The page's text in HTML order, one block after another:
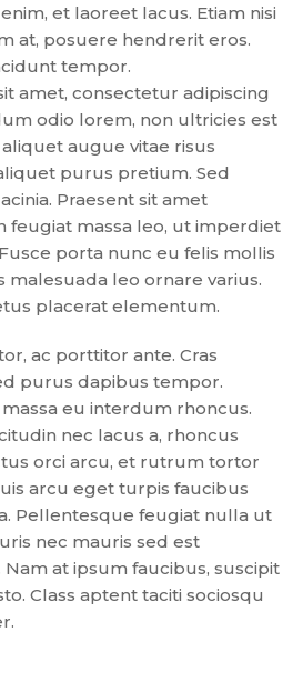
et laoreet lacus. Etiam nisi
at, posuere hendrerit eros.
tempor.
amet, consectetur adipiscing
odio lorem, non ultricies est
augue vitae risus
purus pretium. Sed
Praesent sit amet
feugiat massa leo, ut imperdiet
porta nunc eu felis mollis
malesuada leo ornare varius.
placerat elementum.
ac porttitor ante. Cras
purus dapibus tempor.
eu interdum rhoncus.
nec lacus a, rhoncus
orci arcu, et rutrum tortor
arcu eget turpis faucibus
Pellentesque feugiat nulla ut
nec mauris sed est
at ipsum faucibus, suscipit
Class aptent taciti sociosqu